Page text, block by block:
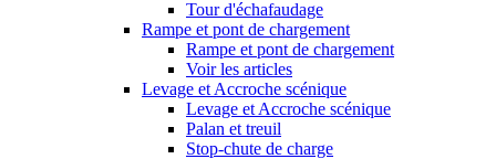
Tour d'échafaudage
Rampe et pont de chargement
Rampe et pont de chargement
Voir les articles
Levage et Accroche scénique
Levage et Accroche scénique
Palan et treuil
Stop-chute de charge